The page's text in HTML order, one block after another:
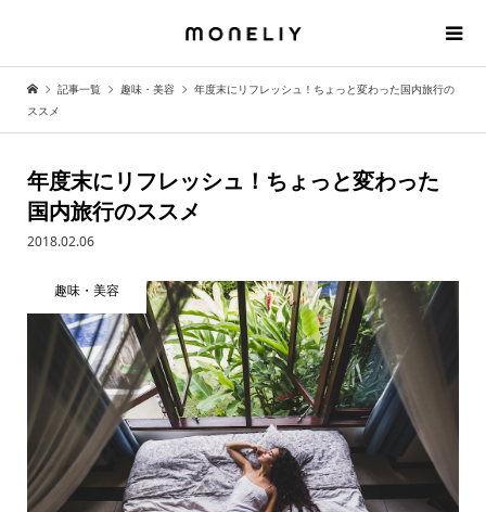
記事一覧 趣味・美容
年度末にリフレッシュ！ちょっと変わった国内旅行の
ススメ
年度末にリフレッシュ！ちょっと変わった
国内旅行のススメ
2018.02.06
趣味・美容